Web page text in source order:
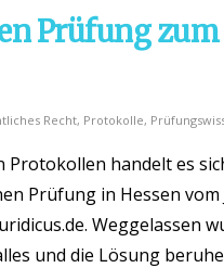
Prüfung zum
Recht, Protokolle,
Protokollen handelt es
Prüfung in Hessen
Weggelassen
und die Lösung